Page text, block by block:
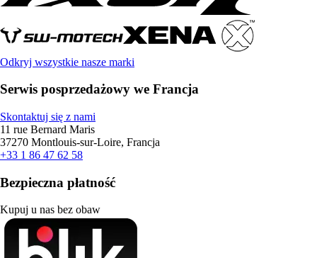
Odkryj wszystkie nasze marki
Serwis posprzedażowy we Francja
Skontaktuj się z nami
11 rue Bernard Maris
37270 Montlouis-sur-Loire, Francja
+33 1 86 47 62 58
Bezpieczna płatność
Kupuj u nas bez obaw